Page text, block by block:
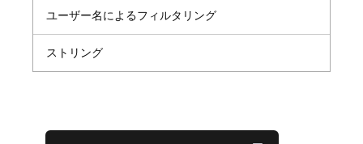
ユーザー名によるフィルタリング
ストリング